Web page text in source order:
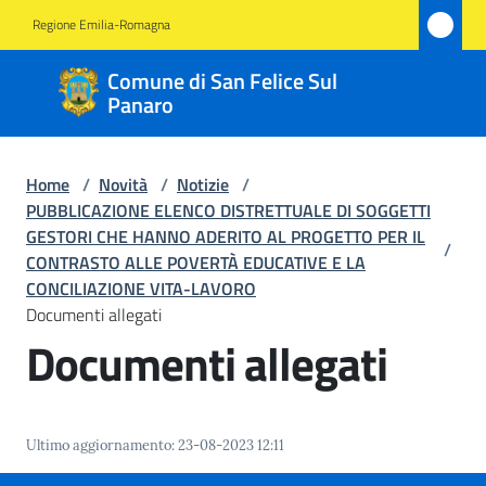
Regione Emilia-Romagna
Comune di San Felice Sul
Panaro
Comune
di San
Felice
Sul
Panaro
Amministrazione
Novità
Menu selezionato
Vivere
Home / Novità / Notizie /
PUBBLICAZIONE ELENCO DISTRETTUALE DI SOGGETTI
GESTORI CHE HANNO ADERITO AL PROGETTO PER IL
CONTRASTO ALLE POVERTÀ EDUCATIVE E LA
CONCILIAZIONE VITA-LAVORO
/
Documenti allegati
Documenti allegati
Ultimo aggiornamento:23-08-2023 12:11